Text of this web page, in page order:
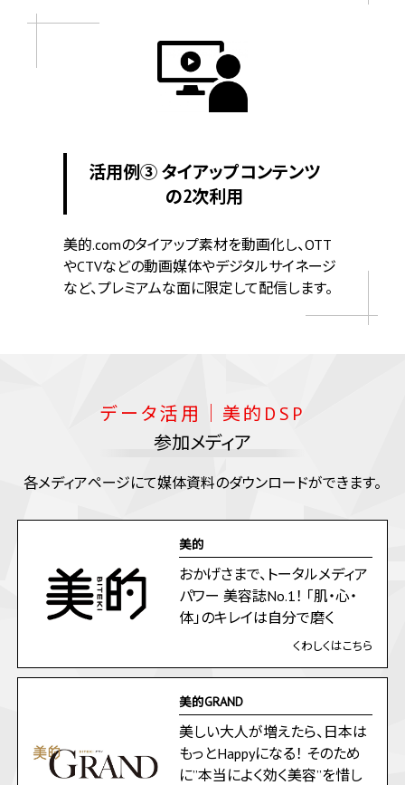
活用例③ タイアップコンテンツ
の2次利用
美的.comのタイアップ素材を動画化し、OTT
やCTVなどの動画媒体やデジタルサイネージ
など、プレミアムな面に限定して配信します。
データ活用｜美的DSP
参加メディア
各メディアページにて媒体資料のダウンロードができます。
美的
おかげさまで、トータルメディア
パワー 美容誌No.1！ 「肌・心・
体」のキレイは自分で磨く
くわしくはこちら
美的GRAND
美しい大人が増えたら、日本は
もっとHappyになる！ そのため
に”本当によく効く美容”を惜し